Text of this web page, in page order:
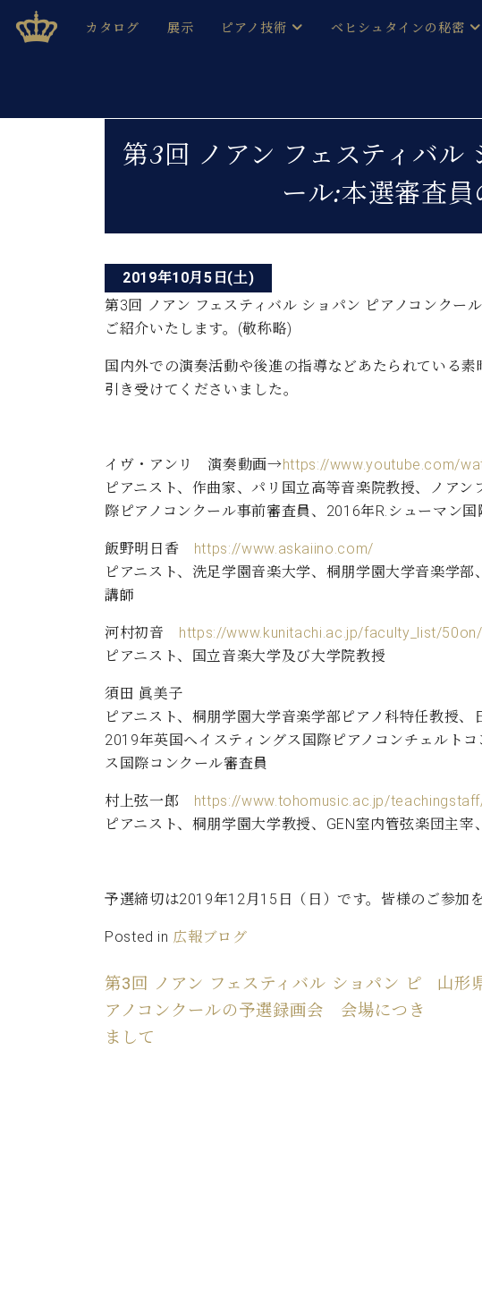
ベヒシュタインジャパン公式サイト
BECHSTEIN JAPAN Official Site
カタログ
C.ベヒシュタイン コンサート/ C.ベヒシ
C.ベヒシュタイン アカデミー
W.ホフマン トラディション
W.ホフマン ヴィジョン
展示 ピアノ技術
音色とタッチ
ベヒシュタイン・ジャパンの取り組
ピアノ製造番号
ベヒシュタインの秘密
音楽家達の声
ベヒシュタインの音色
納入実績 ホール・スタジ
ご愛用者の声
ベヒシュタイン・シューレ音
ベヒシュタイン・セントラム 東京
ホール・スタジオレンタル
動画収録サービス
ピアノのコンシェルジュ
お問い合わせ
アーティストカスタマーサービス(調律)
アフターサービス(調律)
お問い合わせ
尾山調律師のブログ Die Musikgasse（音楽の小道）
第3回 ノアン フェスティバル
ール:本選審査
2019年10月5日(土)
第3回 ノアン フェスティバル ショパン ピアノコンクー
ご紹介いたします。(敬称略)
国内外での演奏活動や後進の指導などあたられている
引き受けてくださいました。
イヴ・アンリ 演奏動画→https://www.youtube.com/
ピアニスト、作曲家、パリ国立高等音楽院教授、ノア
際ピアノコンクール事前審査員、2016年R.シューマン
飯野明日香
https://www.askaiino.com/
ピアニスト、洗足学園音楽大学、桐朋学園大学音楽学
講師
河村初音
https://www.kunitachi.ac.jp/faculty_list/
ピアニスト、国立音楽大学及び大学院教授
須田 眞美子
ピアニスト、桐朋学園大学音楽学部ピアノ科特任教授、
2019年英国ヘイスティングス国際ピアノコンチェルト
ス国際コンクール審査員
村上弦一郎
https://www.tohomusic.ac.jp/
ピアニスト、桐朋学園大学教授、GEN室内管弦楽団主
予選締切は2019年12月15日（日）です。皆様のご参加
Posted in 広報ブログ
投
稿
ビ
ゲ
ー
シ
ョ
第3回 ノアン フェスティバル ショパン ピ
アノコンクールの予選録画会 会場につき
まして
山形